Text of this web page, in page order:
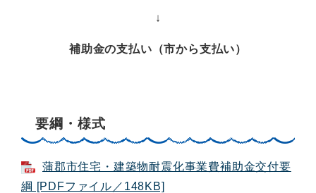
↓
補助金の支払い（市から支払い）
要綱・様式
蒲郡市住宅・建築物耐震化事業費補助金交付要
綱 [PDFファイル／148KB]